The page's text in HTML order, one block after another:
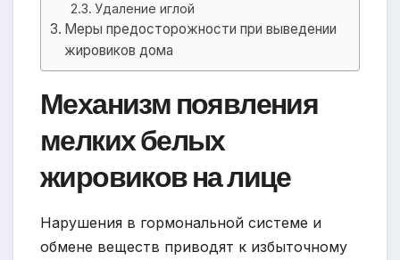
Удаление иглой
Меры предосторожности при выведении
жировиков дома
Механизм появления
мелких белых
жировиков на лице
Нарушения в гормональной системе и
обмене веществ приводят к избыточному